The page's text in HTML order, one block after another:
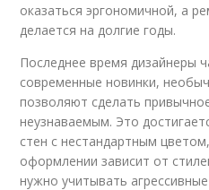
оказаться эргономичной, а
делается на долгие годы.
Последнее время дизайнеры
современные новинки,
позволяют сделать
неузнаваемым. Это
стен с нестандартным
оформлении зависит от
нужно учитывать